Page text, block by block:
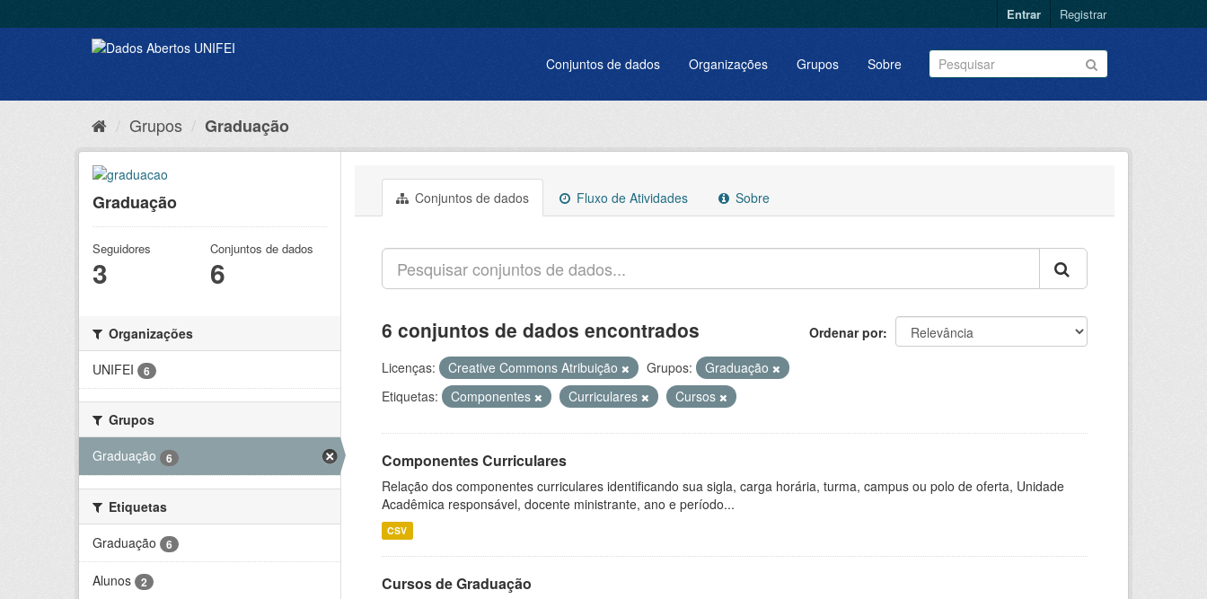
Entrar Registrar
Conjuntos de dados Organizações Grupos Sobre
Grupos Graduação
Graduação
Seguidores
3
Conjuntos de dados
6
Organizações
UNIFEI
6
Grupos
Graduação
6
Etiquetas
Graduação
6
Alunos 2
Conjuntos de dados Fluxo de Atividades Sobre
Ordenar por
6 conjuntos de dados encontrados
Licenças: Creative Commons Atribuição Grupos:
Graduação
Etiquetas:
Componentes Curriculares Cursos
Componentes Curriculares
Relação dos componentes curriculares identificando sua sigla, carga horária, turma, campus ou polo de oferta, Unidade
Acadêmica responsável, docente ministrante, ano e período...
CSV
Cursos de Graduação